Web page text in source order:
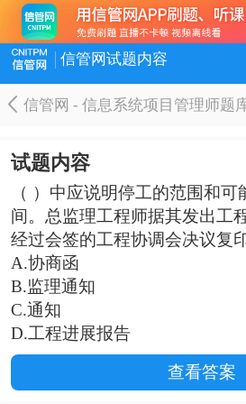
信管网试题内容
信管网 - 信息系统项目管理师题
试题内容
（ ）中应说明停工的范围和
间。总监理工程师据其发出工
经过会签的工程协调会决议复
A.协商函
B.监理通知
C.通知
D.工程进展报告
查看答案